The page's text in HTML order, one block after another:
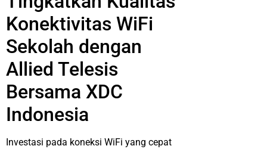
Konektivitas WiFi
Sekolah dengan
Allied Telesis
Bersama XDC
Indonesia
Investasi pada koneksi WiFi yang cepat